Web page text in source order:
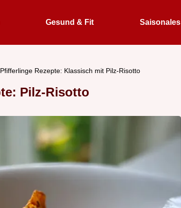
Gesund & Fit Saisonales
Pfifferlinge Rezepte: Klassisch mit Pilz-Risotto
Pilz-Risotto